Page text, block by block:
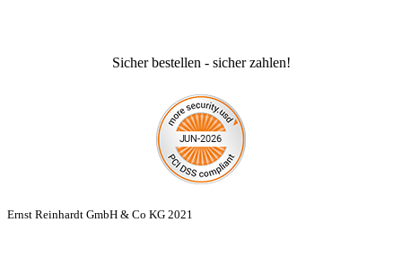
Sicher bestellen - sicher zahlen!
Ernst Reinhardt GmbH & Co KG 2021